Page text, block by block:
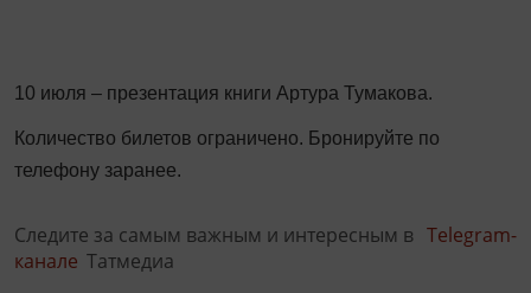
10 июля – презентация книги Артура Тумакова.
Количество билетов ограничено. Бронируйте по
телефону заранее.
Следите за самым важным и интересным в Telegram-
канале Татмедиа